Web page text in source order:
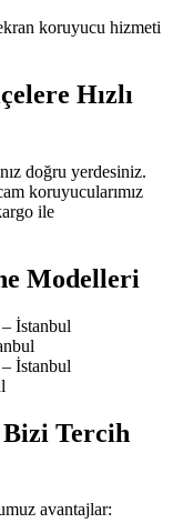
koruyucu hizmeti
Hızlı
doğru yerdesiniz.
koruyucularımız
ile
Modelleri
İstanbul
İstanbul
Bizi Tercih
avantajlar: